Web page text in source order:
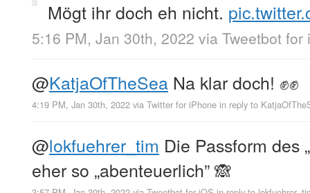
Mögt ihr doch eh nicht.
5:16 PM, Jan 30th, 2022 via Tweetbot for
@KatjaOfTheSea Na klar doch! ✊✊
4:19 PM, Jan 30th, 2022 via Twitter for iPhone in reply to
@lokfuehrer_tim Die Passform des
eher so „abenteuerlich” 🙈